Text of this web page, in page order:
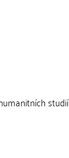
studií